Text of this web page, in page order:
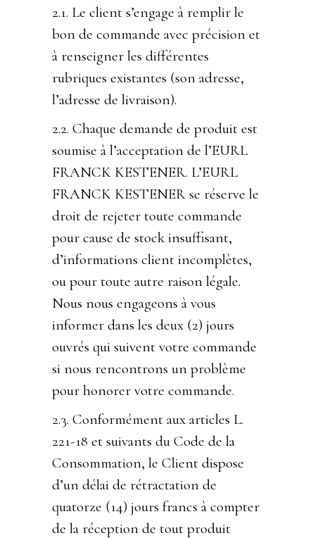
2.1. Le client s’engage à remplir le
bon de commande avec précision et
à renseigner les différentes
rubriques existantes (son adresse,
l’adresse de livraison).
2.2. Chaque demande de produit est
soumise à l’acceptation de l’EURL
FRANCK KESTENER. L’EURL
FRANCK KESTENER se réserve le
droit de rejeter toute commande
pour cause de stock insuffisant,
d’informations client incomplètes,
ou pour toute autre raison légale.
Nous nous engageons à vous
informer dans les deux (2) jours
ouvrés qui suivent votre commande
si nous rencontrons un problème
pour honorer votre commande.
2.3. Conformément aux articles L.
221-18 et suivants du Code de la
Consommation, le Client dispose
d’un délai de rétractation de
quatorze (14) jours francs à compter
de la réception de tout produit